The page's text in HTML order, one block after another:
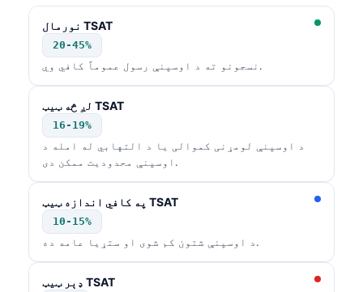
نورمال TSAT
20-45%
نسجونو ته د اوسپنې رسول عموماً کافي وي.
لږ څه ټیټ TSAT
16-19%
د اوسپنې لومړنی کموالی یا د التهابي له امله د
اوسپنې محدودیت ممکن دی.
په کافي اندازه ټیټ TSAT
10-15%
د اوسپنې شتون کم شوی او ستړیا عامه ده.
ډېر ټیټ TSAT